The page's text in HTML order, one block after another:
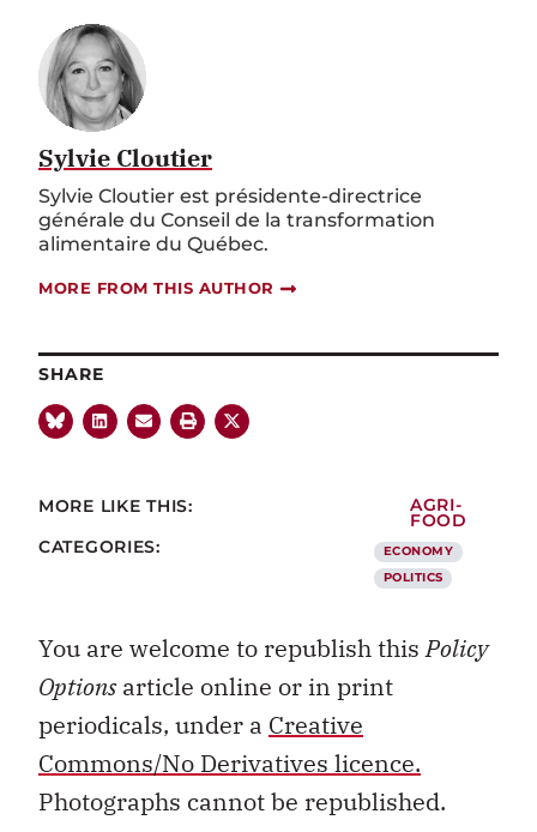
Sylvie Cloutier
Sylvie Cloutier est présidente-directrice
générale du Conseil de la transformation
alimentaire du Québec.
MORE FROM THIS AUTHOR
SHARE
MORE LIKE THIS:
AGRI-
FOOD
CATEGORIES:
ECONOMY
POLITICS
You are welcome to republish thisPolicy
Optionsarticle online or in print
periodicals, under a Creative
Commons/No Derivatives licence.
Photographs cannot be republished.